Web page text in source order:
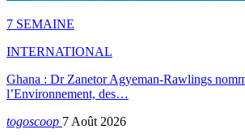
7 SEMAINE
INTERNATIONAL
Ghana : Dr Zanetor Agyeman-Rawlings
l’Environnement, des…
togoscoop 7 Août 2026